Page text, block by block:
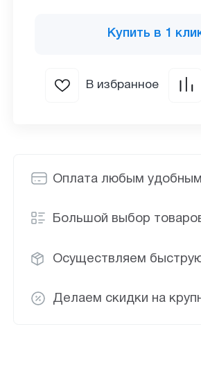
Оплата любым
Большой выбор
Осуществляем
Делаем скидки на
Купить в 1
В избранное